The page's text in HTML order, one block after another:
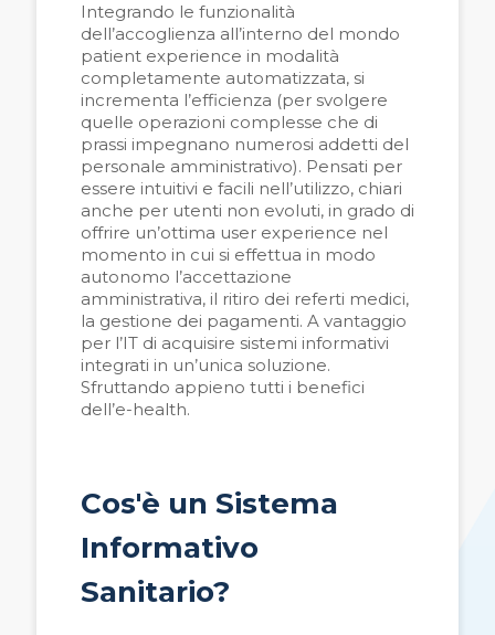
Integrando le funzionalità
dell’accoglienza all’interno del mondo
patient experience in modalità
completamente automatizzata, si
incrementa l’efficienza (per svolgere
quelle operazioni complesse che di
prassi impegnano numerosi addetti del
personale amministrativo). Pensati per
essere intuitivi e facili nell’utilizzo, chiari
anche per utenti non evoluti, in grado di
offrire un’ottima user experience nel
momento in cui si effettua in modo
autonomo l’accettazione
amministrativa, il ritiro dei referti medici,
la gestione dei pagamenti. A vantaggio
per l’IT di acquisire sistemi informativi
integrati in un’unica soluzione.
Sfruttando appieno tutti i benefici
dell’e-health.
Cos'è un Sistema
Informativo
Sanitario?